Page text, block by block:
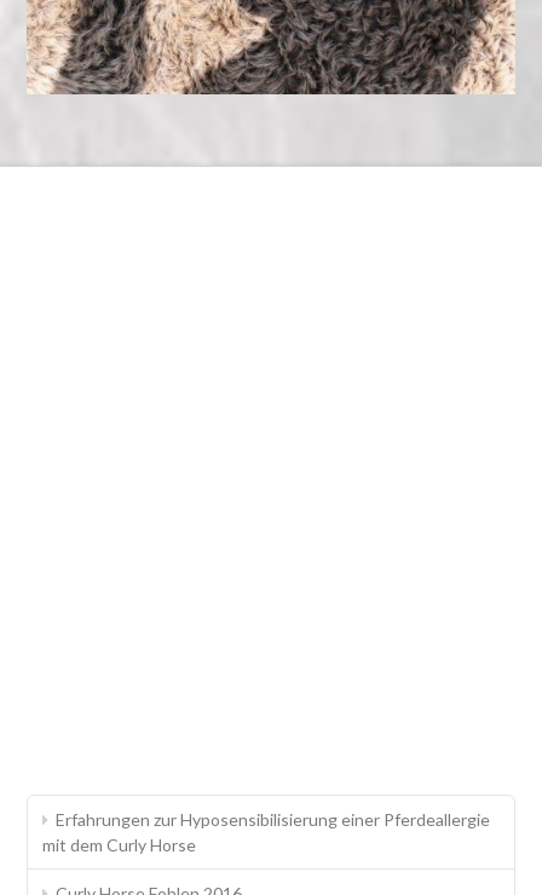
Erfahrungen zur Hyposensibilisierung einer Pferdeallergie
mit dem Curly Horse